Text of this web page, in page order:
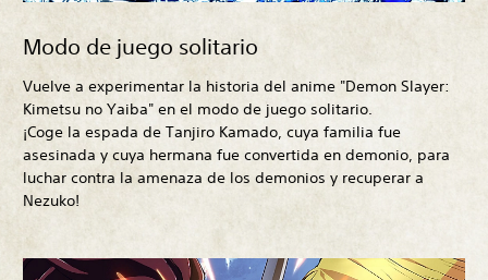
Modo de juego solitario
Vuelve a experimentar la historia del anime "Demon Slayer:
Kimetsu no Yaiba" en el modo de juego solitario.
¡Coge la espada de Tanjiro Kamado, cuya familia fue
asesinada y cuya hermana fue convertida en demonio, para
luchar contra la amenaza de los demonios y recuperar a
Nezuko!